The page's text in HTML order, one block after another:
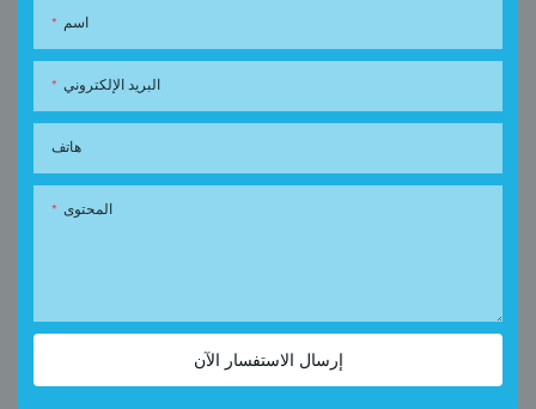
اسم
البريد الإلكتروني
هاتف
المحتوى
إرسال الاستفسار الآن